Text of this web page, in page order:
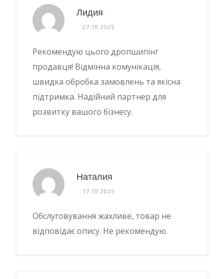
Лидия
27.10.2025
Рекомендую цього дропшипінг
продавця! Відмінна комунікація,
швидка обробка замовлень та якісна
підтримка. Надійний партнер для
розвитку вашого бізнесу.
Наталия
17.10.2025
Обслуговування жахливе, товар не
відповідає опису. Не рекомендую.